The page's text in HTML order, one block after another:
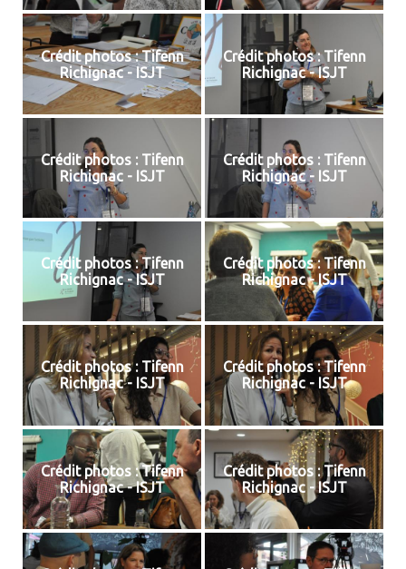
Crédit photos : Tifenn
Richignac - ISJT
Crédit photos : Tifenn
Richignac - ISJT
Crédit photos : Tifenn
Richignac - ISJT
Crédit photos : Tifenn
Richignac - ISJT
Crédit photos : Tifenn
Richignac - ISJT
Crédit photos : Tifenn
Richignac - ISJT
Crédit photos : Tifenn
Richignac - ISJT
Crédit photos : Tifenn
Richignac - ISJT
Crédit photos : Tifenn
Richignac - ISJT
Crédit photos : Tifenn
Richignac - ISJT